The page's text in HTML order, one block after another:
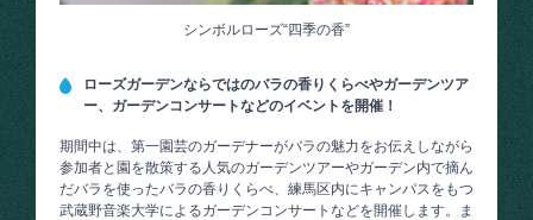
シンボルローズ“四季の香”
ローズガーデンならではのバラの香りくらべやガーデンツア
ー、ガーデンコンサートなどのイベントを開催！
期間中は、第一園芸のガーデナーがバラの魅力をお伝えしながら
参加者と園を散策する人気のガーデンツアーやガーデン内で摘ん
だバラを使ったバラの香りくらべ、練馬区内にキャンパスをもつ
武蔵野音楽大学によるガーデンコンサートなどを開催します。ま